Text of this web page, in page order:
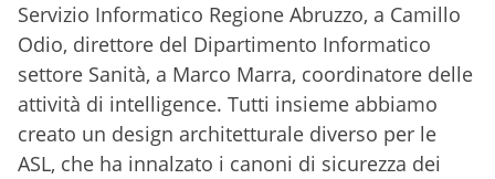
Servizio Informatico Regione Abruzzo, a Camillo
Odio, direttore del Dipartimento Informatico
settore Sanità, a Marco Marra, coordinatore delle
attività di intelligence. Tutti insieme abbiamo
creato un design architetturale diverso per le
ASL, che ha innalzato i canoni di sicurezza dei